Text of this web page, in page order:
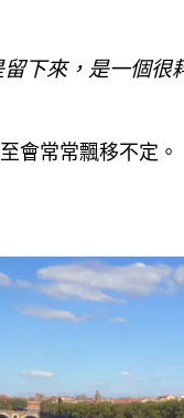
下來，是一個很
會常常飄移不定。